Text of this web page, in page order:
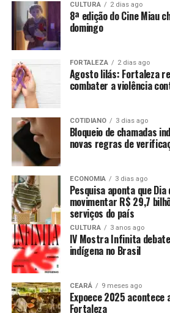
CULTURA 2 dias ago
8ª edição do Cine Miau
domingo
FORTALEZA 2 dias ago
Agosto lilás: Fortaleza
combater a violência
COTIDIANO 3 dias ago
Bloqueio de chamadas
novas regras de
ECONOMIA 3 dias ago
Pesquisa aponta que Dia
movimentar R$ 29,7
serviços do país
CULTURA 3 anos ago
IV Mostra Infinita
indígena no Brasil
CEARÁ 9 meses ago
Expoece 2025 acontece
Fortaleza